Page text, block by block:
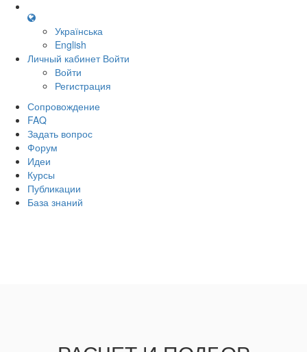
Українська
English
Личный кабинет Войти
Войти
Регистрация
Сопровождение
FAQ
Задать вопрос
Форум
Идеи
Курсы
Публикации
База знаний